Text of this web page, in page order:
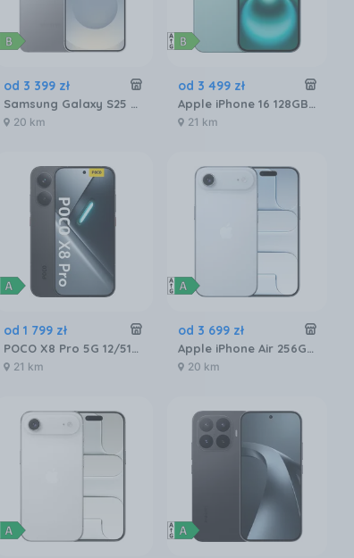
od 3 399 zł
Samsung Galaxy S25 SM-S931 12/256GB Srebrny
20 km
od 3 499 zł
Apple iPhone 16 128GB Berylowa zieleń
21 km
od 1 799 zł
POCO X8 Pro 5G 12/512GB Czarny
21 km
od 3 699 zł
Apple iPhone Air 256GB Błękitny
20 km